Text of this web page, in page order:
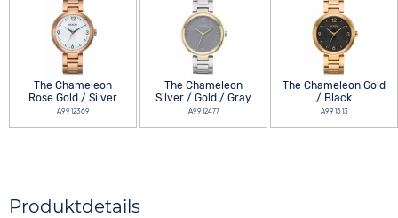
The Chameleon
Rose Gold / Silver
A9912369
The Chameleon
Silver / Gold / Gray
A9912477
The Chameleon Gold
/ Black
A991513
Produktdetails